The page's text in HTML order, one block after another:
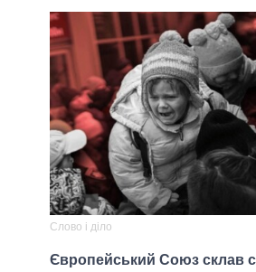
Слово і діло
Європейський Союз склав